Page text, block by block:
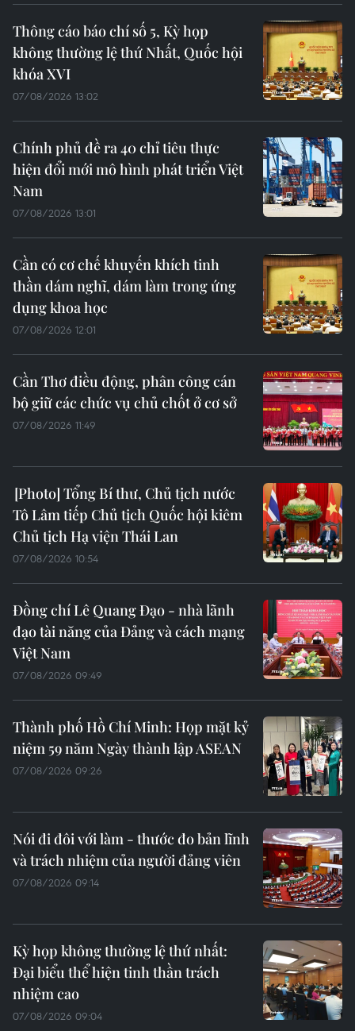
Thông cáo báo chí số 5, Kỳ họp
không thường lệ thứ Nhất, Quốc hội
khóa XVI
07/08/2026 13:02
Chính phủ đề ra 40 chỉ tiêu thực
hiện đổi mới mô hình phát triển Việt
Nam
07/08/2026 13:01
Cần có cơ chế khuyến khích tinh
thần dám nghĩ, dám làm trong ứng
dụng khoa học
07/08/2026 12:01
Cần Thơ điều động, phân công cán
bộ giữ các chức vụ chủ chốt ở cơ sở
07/08/2026 11:49
Tổng Bí thư, Chủ tịch nước
Tô Lâm tiếp Chủ tịch Quốc hội kiêm
Chủ tịch Hạ viện Thái Lan
07/08/2026 10:54
Đồng chí Lê Quang Đạo - nhà lãnh
đạo tài năng của Đảng và cách mạng
Việt Nam
07/08/2026 09:49
Thành phố Hồ Chí Minh: Họp mặt kỷ
niệm 59 năm Ngày thành lập ASEAN
07/08/2026 09:26
Nói đi đôi với làm - thước đo bản lĩnh
và trách nhiệm của người đảng viên
07/08/2026 09:14
Kỳ họp không thường lệ thứ nhất:
Đại biểu thể hiện tinh thần trách
nhiệm cao
07/08/2026 09:04